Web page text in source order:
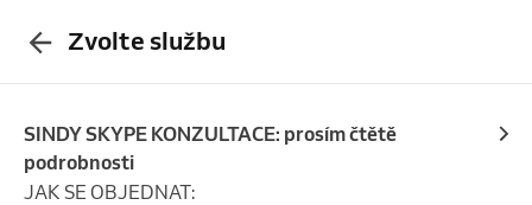
Zvolte službu
SINDY SKYPE KONZULTACE: prosím čtětě
podrobnosti
JAK SE OBJEDNAT: